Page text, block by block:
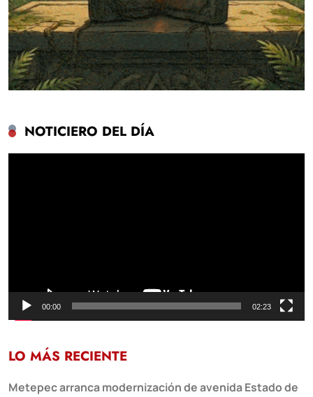
NOTICIERO DEL DÍA
00:00 02:23
LO MÁS RECIENTE
Metepec arranca modernización de avenida Estado de